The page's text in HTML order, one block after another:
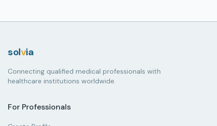
solvia
Connecting qualified medical professionals with
healthcare institutions worldwide.
For Professionals